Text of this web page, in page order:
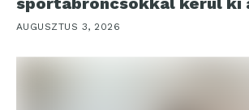
AUGUSZTUS 3, 2026